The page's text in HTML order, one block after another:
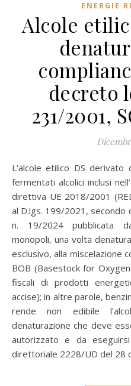
ENERGIE
Alcole
decreto
231/2001,
L’alcole etilico DS derivato da liquidi fermentescibili o da
fermentati alcolici inclusi
direttiva UE 2018/2001
al D.lgs. 199/2021, secondo
n. 19/2024 pubblicata
monopoli, una volta
esclusivo, alla miscelazione
BOB (Basestock for
fiscali di prodotti
accise); in altre parole,
rende non edibile
denaturazione che deve
autorizzato e da
direttoriale 2228/UD del 28